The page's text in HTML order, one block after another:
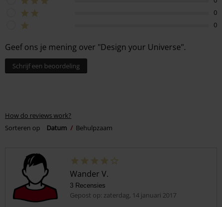
0
0
Geef ons je mening over "Design your Universe".
Schrijf een beoordeling
How do reviews work?
Sorteren op
Datum Behulpzaam
Wander V.
3 Recensies
Gepost op: zaterdag, 14 januari 2017